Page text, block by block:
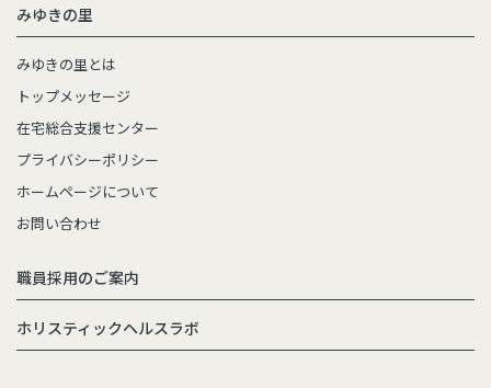
みゆきの里
みゆきの里とは
トップメッセージ
在宅総合支援センター
プライバシーポリシー
ホームページについて
お問い合わせ
職員採用のご案内
ホリスティックヘルスラボ